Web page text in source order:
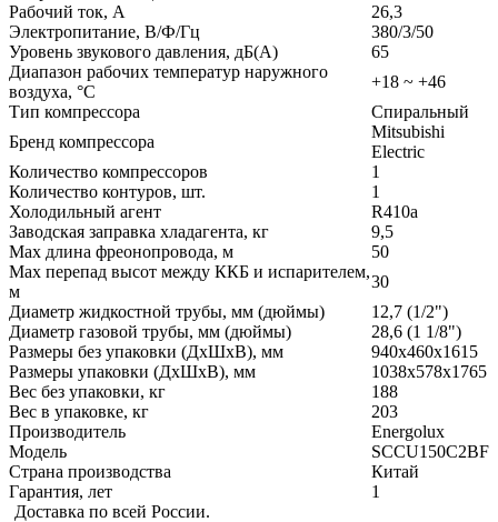
Рабочий ток, А
26,3
Электропитание, В/Ф/Гц
380/3/50
Уровень звукового давления, дБ(А)
65
Диапазон рабочих температур наружного
воздуха, °С
+18 ~ +46
Тип компрессора
Спиральный
Бренд компрессора
Mitsubishi
Electric
Количество компрессоров
1
Количество контуров, шт.
1
Холодильный агент
R410a
Заводская заправка хладагента, кг
9,5
Max длина фреонопровода, м
50
Max перепад высот между ККБ и испарителем,
м
30
Диаметр жидкостной трубы, мм (дюймы)
12,7 (1/2")
Диаметр газовой трубы, мм (дюймы)
28,6 (1 1/8")
Размеры без упаковки (ДxШxВ), мм
940x460x1615
Размеры упаковки (ДxШxВ), мм
1038х578x1765
Вес без упаковки, кг
188
Вес в упаковке, кг
203
Производитель
Energolux
Модель
SCCU150C2BF
Страна производства
Китай
Гарантия, лет
1
Доставка по всей России.